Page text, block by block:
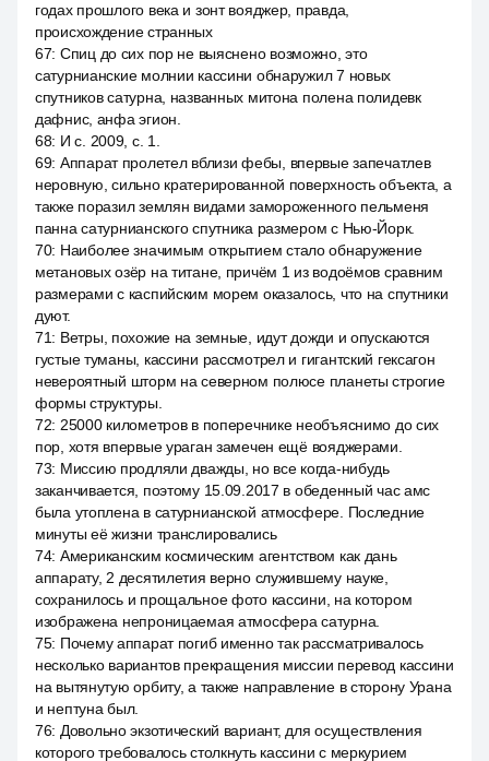
годах прошлого века и зонт вояджер, правда,
происхождение странных
67: Спиц до сих пор не выяснено возможно, это
сатурнианские молнии кассини обнаружил 7 новых
спутников сатурна, названных митона полена полидевк
дафнис, анфа эгион.
68: И с. 2009, с. 1.
69: Аппарат пролетел вблизи фебы, впервые запечатлев
неровную, сильно кратерированной поверхность объекта, а
также поразил землян видами замороженного пельменя
панна сатурнианского спутника размером с Нью-Йорк.
70: Наиболее значимым открытием стало обнаружение
метановых озёр на титане, причём 1 из водоёмов сравним
размерами с каспийским морем оказалось, что на спутники
дуют.
71: Ветры, похожие на земные, идут дожди и опускаются
густые туманы, кассини рассмотрел и гигантский гексагон
невероятный шторм на северном полюсе планеты строгие
формы структуры.
72: 25000 километров в поперечнике необъяснимо до сих
пор, хотя впервые ураган замечен ещё вояджерами.
73: Миссию продляли дважды, но все когда-нибудь
заканчивается, поэтому 15.09.2017 в обеденный час амс
была утоплена в сатурнианской атмосфере. Последние
минуты её жизни транслировались
74: Американским космическим агентством как дань
аппарату, 2 десятилетия верно служившему науке,
сохранилось и прощальное фото кассини, на котором
изображена непроницаемая атмосфера сатурна.
75: Почему аппарат погиб именно так рассматривалось
несколько вариантов прекращения миссии перевод кассини
на вытянутую орбиту, а также направление в сторону Урана
и нептуна был.
76: Довольно экзотический вариант, для осуществления
которого требовалось столкнуть кассини с меркурием